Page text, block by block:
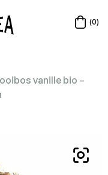
(0)
vanille bio –